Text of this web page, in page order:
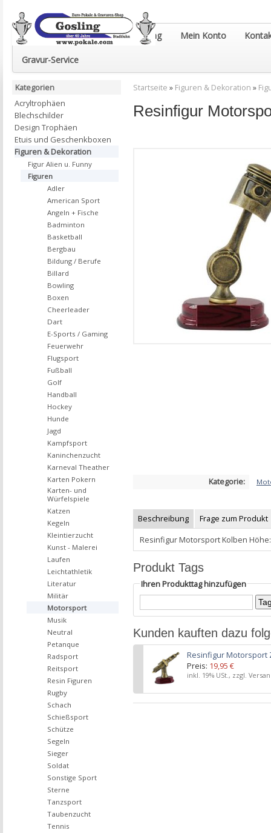
Euro-Pokale & Gravur-Shop Gosling Mein Konto
Gravur-Service
Startseite » Figuren & Dekoration »
Resinfigur
Kategorie:
Beschreibung
Frage zum Produkt
Resinfigur Motorsport Kolben
Produkt Tags
Ihren Produkttag hinzufügen
Kunden kauften dazu
Resinfigur Motorsport
Preis: 19,95 €
inkl. 19% USt., zzgl.
Kategorien
Acryltrophäen
Blechschilder
Design Trophäen
Etuis und Geschenkboxen
Figuren & Dekoration
Figur Alien u. Funny
Figuren
Adler
American Sport
Angeln + Fische
Badminton
Basketball
Bergbau
Bildung / Berufe
Billard
Bowling
Boxen
Cheerleader
Dart
E-Sports / Gaming
Feuerwehr
Flugsport
Fußball
Golf
Handball
Hockey
Hunde
Jagd
Kampfsport
Kaninchenzucht
Karneval Theather
Karten Pokern
Karten- und
Würfelspiele
Katzen
Kegeln
Kleintierzucht
Kunst - Malerei
Laufen
Leichtathletik
Literatur
Militär
Motorsport
Musik
Neutral
Petanque
Radsport
Reitsport
Resin Figuren
Rugby
Schach
Schießsport
Schütze
Segeln
Sieger
Soldat
Sonstige Sport
Sterne
Tanzsport
Taubenzucht
Tennis